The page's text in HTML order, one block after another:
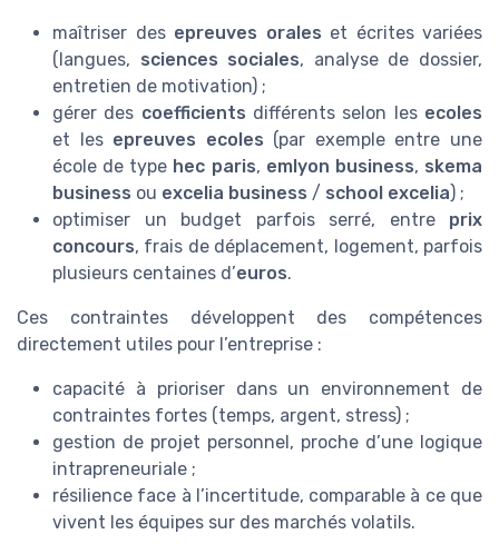
maîtriser des epreuves orales et écrites variées
(langues, sciences sociales, analyse de dossier,
entretien de motivation) ;
gérer des coefficients différents selon les ecoles
et les epreuves ecoles (par exemple entre une
école de type hec paris, emlyon business, skema
business ou excelia business / school excelia) ;
optimiser un budget parfois serré, entre prix
concours, frais de déplacement, logement, parfois
plusieurs centaines d’euros.
Ces contraintes développent des compétences
directement utiles pour l’entreprise :
capacité à prioriser dans un environnement de
contraintes fortes (temps, argent, stress) ;
gestion de projet personnel, proche d’une logique
intrapreneuriale ;
résilience face à l’incertitude, comparable à ce que
vivent les équipes sur des marchés volatils.